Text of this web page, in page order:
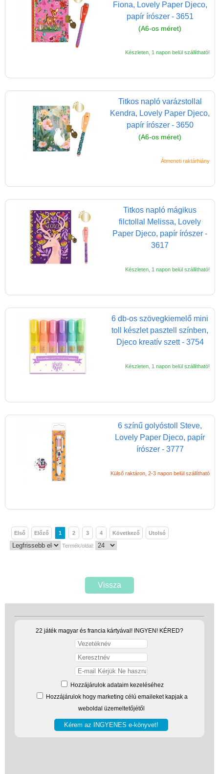
Fiona, Lovely Paper Djeco,
papír írószer - 3651
(A6-os méret)
Készleten, 1 napon belül szállítható!
Titkos napló varázstollal
Kendra, Lovely Paper Djeco,
papír írószer - 3650
(A6-os méret)
Átmeneti raktárhiány
Titkos napló mágikus
filctollal Melissa, Lovely
Paper Djeco, papír írószer -
3617
Készleten, 1 napon belül szállítható!
6 db-os szövegkiemelő mini
toll készlet pasztell színben,
Djeco kreatív szett - 3754
Készleten, 1 napon belül szállítható!
6 színű golyóstoll Steve,
Lovely Paper Djeco, papír
írószer - 3777
Külső raktáron, 2-3 napon belül szállítható
Első Előző 1 2 3 4 Következő Utolsó
Termék/oldal:
Vissza
22 játék magyar és francia kártyával! INGYEN! KÉRED?
Hozzájárulok adataim kezeléséhez
Hozzájárulok hogy marketing célú emaileket kapjak a
weboldal üzemeltetőjétől